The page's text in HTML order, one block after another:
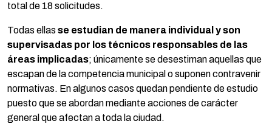
total de 18 solicitudes.
Todas ellas se estudian de manera individual y son
supervisadas por los técnicos responsables de las
áreas implicadas; únicamente se desestiman aquellas que
escapan de la competencia municipal o suponen contravenir
normativas. En algunos casos quedan pendiente de estudio
puesto que se abordan mediante acciones de carácter
general que afectan a toda la ciudad.